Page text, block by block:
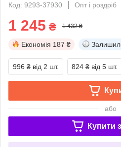
Код: 9293-37930
Опт і роздріб
1 245 ₴ 1 432 ₴
Економія 187 ₴
996 ₴ від 2 шт. 824 ₴ від 5 шт.
або
Купити з